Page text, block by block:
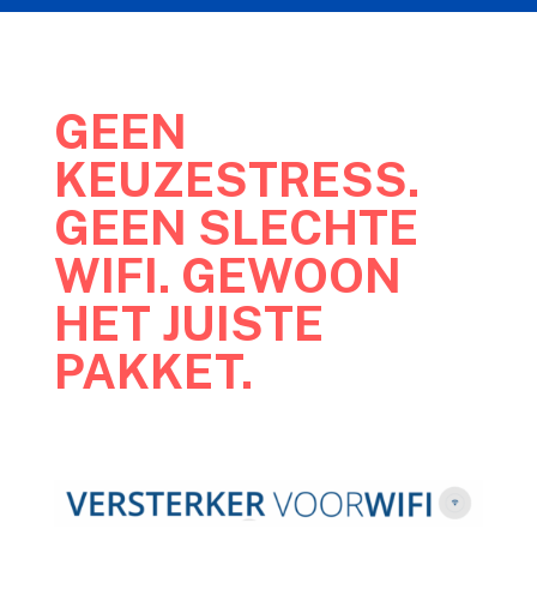
GEEN
KEUZESTRESS.
GEEN SLECHTE
WIFI. GEWOON
HET JUISTE
PAKKET.